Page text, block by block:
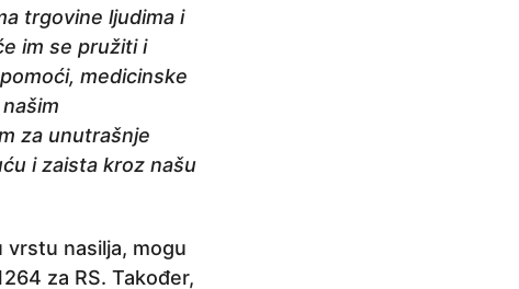
trgovine ljudima i
im se pružiti i
medicinske
za unutrašnje
i zaista kroz našu
vrstu nasilja, mogu
za RS. Također,